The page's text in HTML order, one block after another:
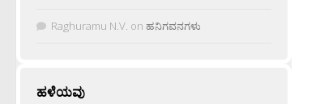
Raghuramu N.V. on ಹನಿಗವನಗಳು
ಹಳೆಯವು